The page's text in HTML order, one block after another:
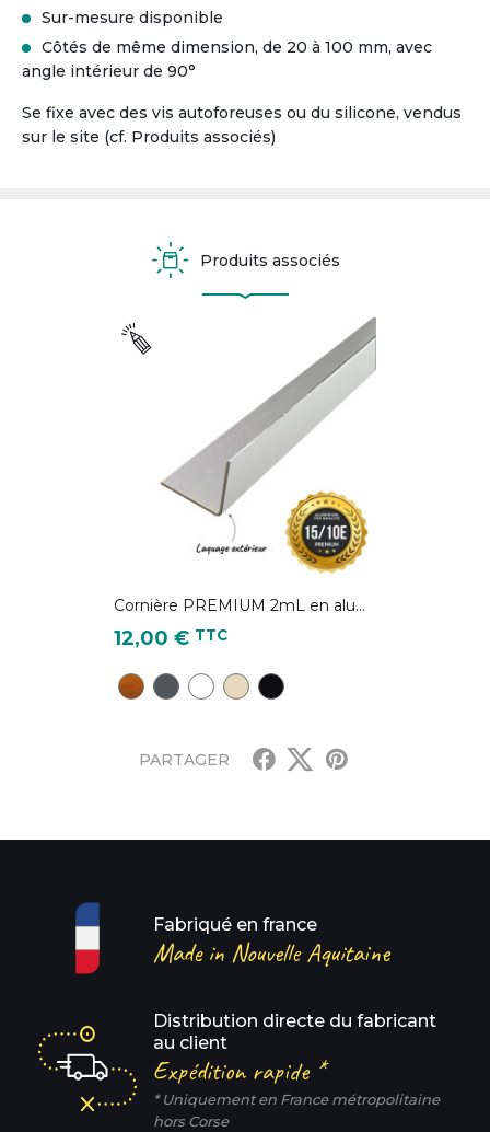
Sur-mesure disponible
Côtés de même dimension, de 20 à 100 mm, avec
angle intérieur de 90°
Se fixe avec des vis autoforeuses ou du silicone, vendus
sur le site (cf. Produits associés)
Produits associés
Cornière PREMIUM 2mL en alu...
Prix
12,00 € TTC
CD28 - Chêne Doré
Gris Anthracite - RAL 7016
Blanc pur - RAL 9010
Ivoire clair - RAL 1015
Noir foncé - RAL 9005
PARTAGER
Fabriqué en france
Made in Nouvelle Aquitaine
Distribution directe du fabricant
au client
Expédition rapide *
* Uniquement en France métropolitaine
hors Corse